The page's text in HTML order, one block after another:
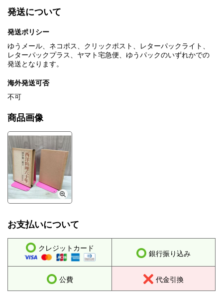
■I■キャンセル・返品について■I■
商品説明や注意事項に記載している内容に関する返品や返金には
一切お応え出来ません。
■I■落札後の取引について■I■
基本的にお振込を確認した翌日発送となりますが、土・日・祝日
落札後48時間以内にご連絡がない場合、5日以内にご入金いただけ
ない場合はご購入を取り消させて頂く場合があります。
■I■同梱発送について■I■
同梱発送は対応しておりません。
発送について
発送ポリシー
ゆうメール、ネコポス、クリックポスト、レターパックライト、
レターパックプラス、ヤマト宅急便、ゆうパックのいずれかでの
発送となります。
海外発送可否
不可
商品画像
お支払いについて
クレジットカード
銀行振り込み
公費 代金引換